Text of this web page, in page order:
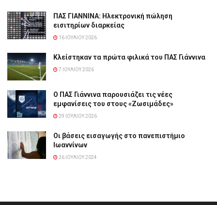
ΠΑΣ ΓΙΑΝΝΙΝΑ: Hλεκτρονική πώληση
εισιτηρίων διαρκείας
16 ΙΟΥΛΊΟΥ 2026
Κλείστηκαν τα πρώτα φιλικά του ΠΑΣ Γιάννινα
7 ΙΟΥΛΊΟΥ 2026
Ο ΠΑΣ Γιάννινα παρουσιάζει τις νέες
εμφανίσεις του στους «Ζωσιμάδες»
29 ΙΟΥΛΊΟΥ 2026
Οι βάσεις εισαγωγής στο πανεπιστήμιο
Ιωαννίνων
26 ΙΟΥΛΊΟΥ 2024